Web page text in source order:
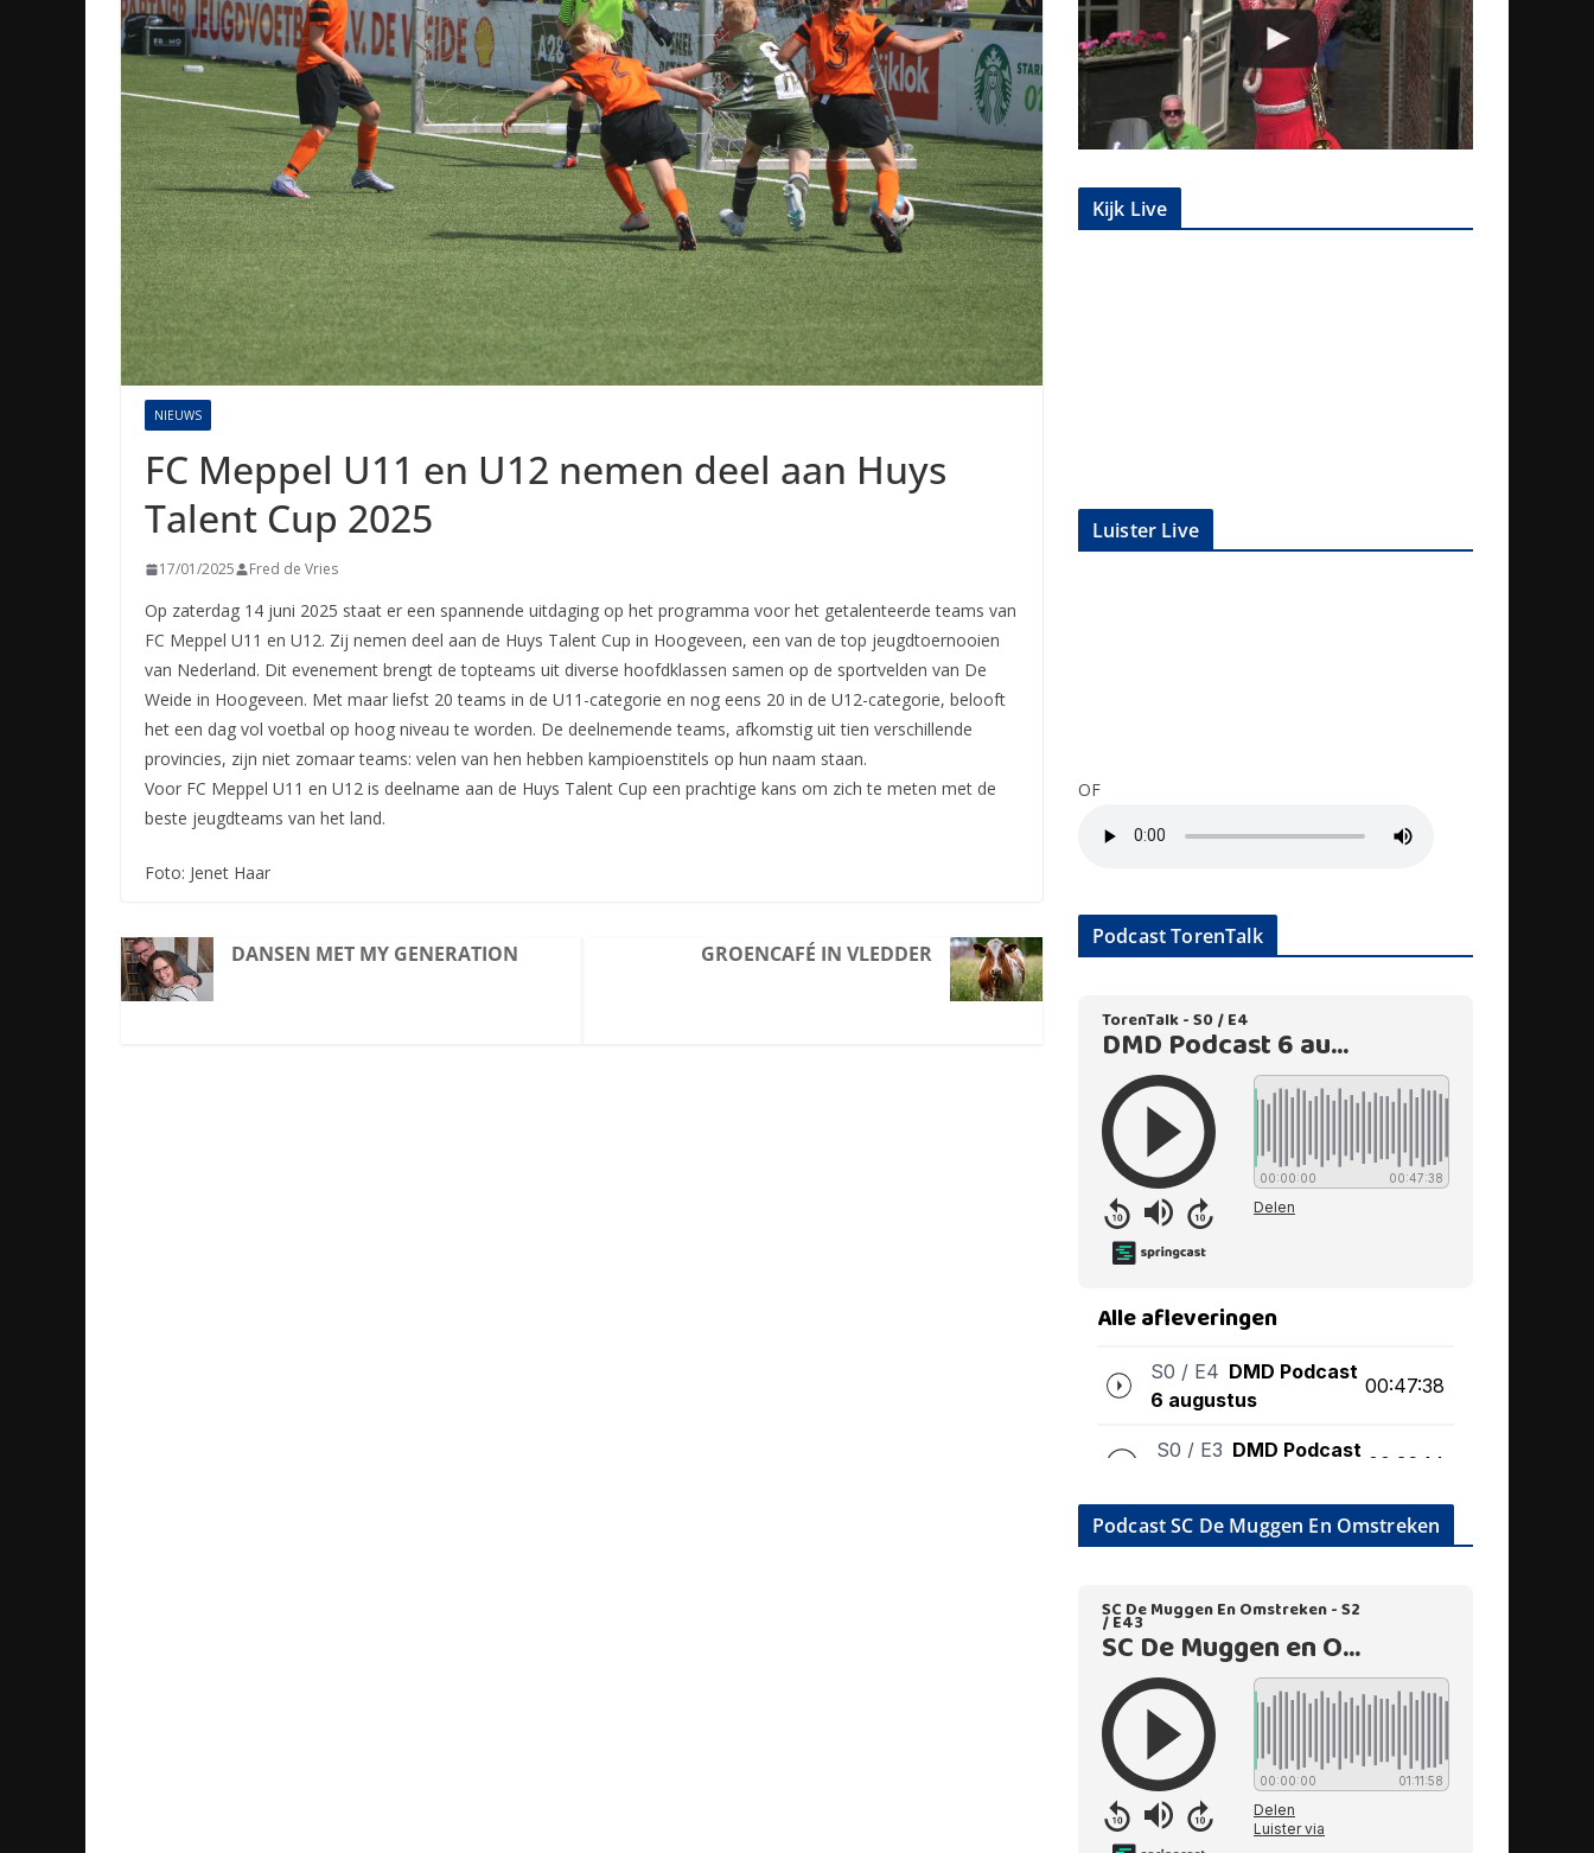
NIEUWS
FC Meppel U11 en U12 nemen deel aan Huys
Talent Cup 2025
17/01/2025 Fred de Vries
Op zaterdag 14 juni 2025 staat er een spannende uitdaging op het programma voor het getalenteerde teams van
FC Meppel U11 en U12. Zij nemen deel aan de Huys Talent Cup in Hoogeveen, een van de top jeugdtoernooien
van Nederland. Dit evenement brengt de topteams uit diverse hoofdklassen samen op de sportvelden van De
Weide in Hoogeveen. Met maar liefst 20 teams in de U11-categorie en nog eens 20 in de U12-categorie, belooft
het een dag vol voetbal op hoog niveau te worden. De deelnemende teams, afkomstig uit tien verschillende
provincies, zijn niet zomaar teams: velen van hen hebben kampioenstitels op hun naam staan.
Voor FC Meppel U11 en U12 is deelname aan de Huys Talent Cup een prachtige kans om zich te meten met de
beste jeugdteams van het land.
Foto: Jenet Haar
DANSEN MET MY GENERATION GROENCAFÉ IN VLEDDER
Kijk Live
Luister Live
OF
Podcast TorenTalk
Podcast SC De Muggen En Omstreken